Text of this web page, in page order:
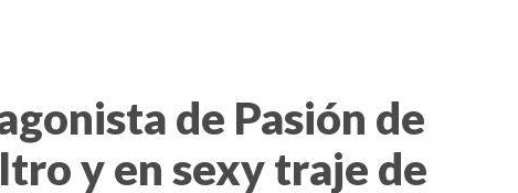
de Pasión de
y en sexy traje de